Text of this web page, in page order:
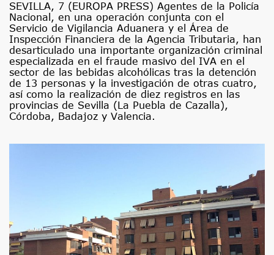
SEVILLA, 7 (EUROPA PRESS) Agentes de la Policía
Nacional, en una operación conjunta con el
Servicio de Vigilancia Aduanera y el Área de
Inspección Financiera de la Agencia Tributaria, han
desarticulado una importante organización criminal
especializada en el fraude masivo del IVA en el
sector de las bebidas alcohólicas tras la detención
de 13 personas y la investigación de otras cuatro,
así como la realización de diez registros en las
provincias de Sevilla (La Puebla de Cazalla),
Córdoba, Badajoz y Valencia.